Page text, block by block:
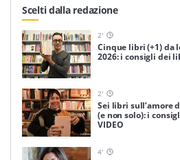
Scelti dalla redazione
2'
Cinque libri (+1) da
2026: i consigli dei
2'
Sei libri sull’amore
(e non solo): i
VIDEO
4'